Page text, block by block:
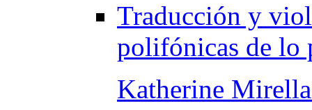
Traducción y
polifónicas de lo
Katherine